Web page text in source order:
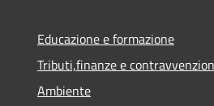
Educazione e formazione
Tributi,finanze e
Ambiente